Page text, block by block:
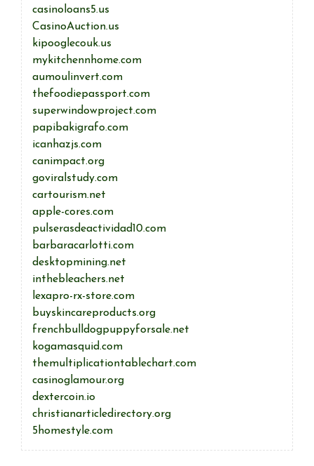
casinoloans5.us
CasinoAuction.us
kipooglecouk.us
mykitchennhome.com
aumoulinvert.com
thefoodiepassport.com
superwindowproject.com
papibakigrafo.com
icanhazjs.com
canimpact.org
goviralstudy.com
cartourism.net
apple-cores.com
pulserasdeactividad10.com
barbaracarlotti.com
desktopmining.net
inthebleachers.net
lexapro-rx-store.com
buyskincareproducts.org
frenchbulldogpuppyforsale.net
kogamasquid.com
themultiplicationtablechart.com
casinoglamour.org
dextercoin.io
christianarticledirectory.org
5homestyle.com